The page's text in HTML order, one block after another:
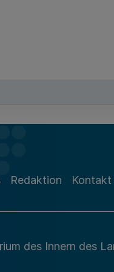
Redaktion Kontakt
des Innern des